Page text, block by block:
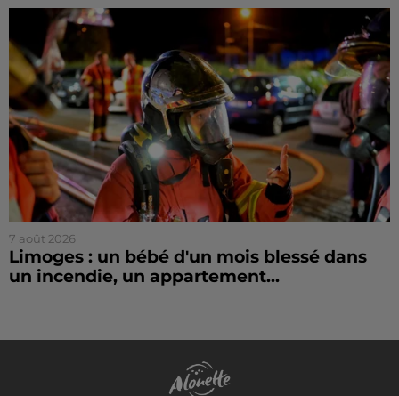
7 août 2026
Limoges : un bébé d'un mois blessé dans
un incendie, un appartement...